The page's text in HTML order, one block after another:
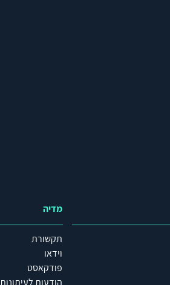
מדיה
תקשורת
וידאו
פודקאסט
הודעות לעיתונות